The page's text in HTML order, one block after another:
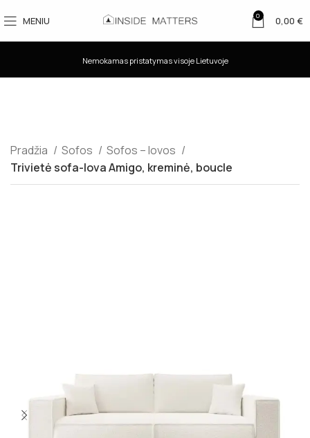
MENIU 0 0,00 €
Nemokamas pristatymas visoje Lietuvoje
Pradžia Sofos
Sofos – lovos
Trivietė sofa-lova Amigo, kreminė, boucle